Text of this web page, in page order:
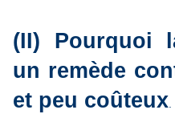
(II) Pourquoi
un remède
et peu coûteux